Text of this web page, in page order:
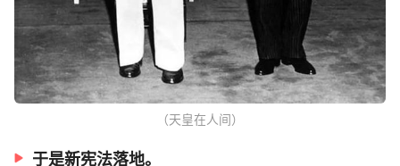
（天皇在人间）
于是新宪法落地。